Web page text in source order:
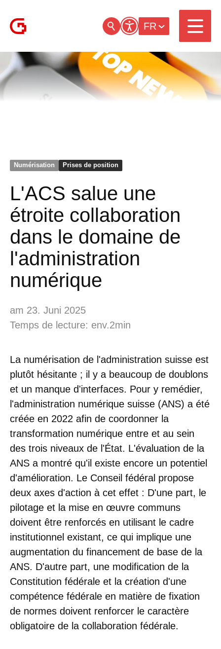
FR
Numérisation Prises de position
L'ACS salue une
étroite collaboration
dans le domaine de
l'administration
numérique
am 23. Juni 2025
Temps de lecture: env.2min
La numérisation de l'administration suisse est
plutôt hésitante ; il y a beaucoup de doublons
et un manque d'interfaces. Pour y remédier,
l'administration numérique suisse (ANS) a été
créée en 2022 afin de coordonner la
transformation numérique entre et au sein
des trois niveaux de l'État. L'évaluation de la
ANS a montré qu'il existe encore un potentiel
d'amélioration. Le Conseil fédéral propose
deux axes d'action à cet effet : D'une part, le
pilotage et la mise en œuvre communs
doivent être renforcés en utilisant le cadre
institutionnel existant, ce qui implique une
augmentation du financement de base de la
ANS. D'autre part, une modification de la
Constitution fédérale et la création d'une
compétence fédérale en matière de fixation
de normes doivent renforcer le caractère
obligatoire de la collaboration fédérale.